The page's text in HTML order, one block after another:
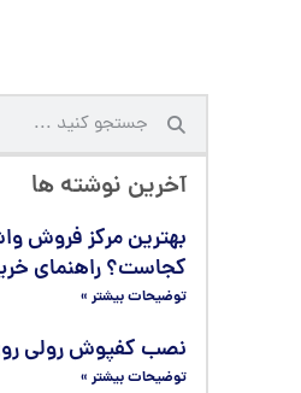
آخرین نوشته ها
بهترین مرکز فروش
کجاست؟ راهنمای
توضیحات بیشتر »
نصب کفپوش رولی
توضیحات بیشتر »